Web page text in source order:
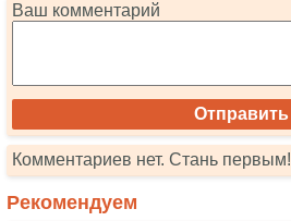
Ваш комментарий
Комментариев нет. Стань первым!
Рекомендуем